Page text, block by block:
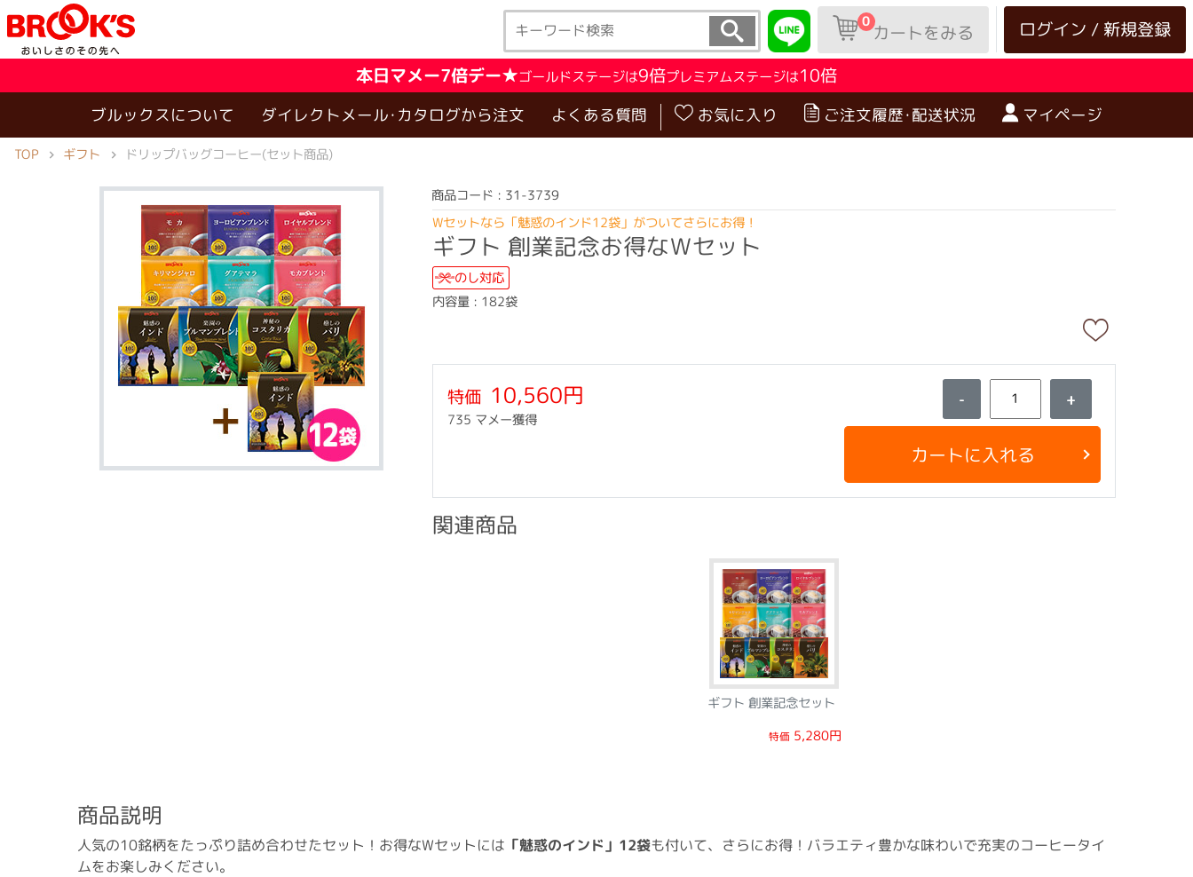
ログイン / 新規登録
0カートをみる
本日マメー7倍デー★ゴールドステージは9倍プレミアムステージは10倍
ブルックスについて ダイレクトメール･カタログから注文 よくある質問 お気に入り ご注文履歴･配送状況 マイページ
TOP ギフト ドリップバッグコーヒー(セット商品)
商品コード : 31-3739
Wセットなら「魅惑のインド12袋」がついてさらにお得！
ギフト 創業記念お得なＷセット
のし対応
内容量 : 182袋
特価 10,560円
735 マメー獲得
- +
カートに入れる
関連商品
ギフト 創業記念セット
特価 5,280円
商品説明
人気の10銘柄をたっぷり詰め合わせたセット！お得なWセットには 「魅惑のインド」12袋も付いて、さらにお得！バラエティ豊かな味わいで充実のコーヒータイ
ムをお楽しみください。